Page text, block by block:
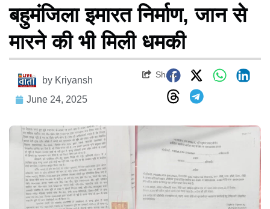
बहुमंजिला इमारत निर्माण, जान से
मारने की भी मिली धमकी
by Kriyansh
June 24, 2025
Share